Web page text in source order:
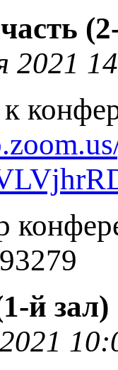
2021
й зал)